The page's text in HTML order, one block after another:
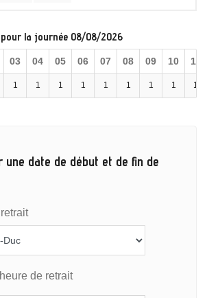
la journée 08/08/2026
03 04 05 06 07 08 09 10 11
1 1 1 1 1 1 1 1 1
une date de début et de fin de
de retrait